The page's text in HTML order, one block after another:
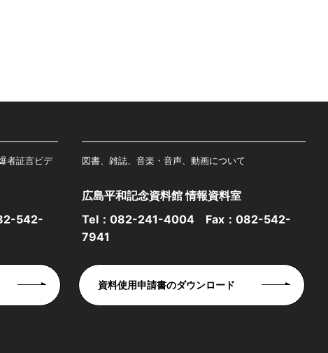
者証言ビデ
542-
図書、雑誌、音楽・音声、動画について
広島平和記念資料館 情報資料室
Tel： 082-241-4004 Fax：082-542-
7941
資料使用申請書のダウンロード